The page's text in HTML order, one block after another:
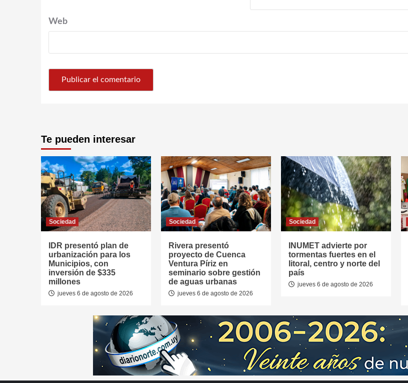
Web
Te pueden interesar
Sociedad
IDR presentó plan de
urbanización para los
Municipios, con
inversión de $335
millones
jueves 6 de agosto de 2026
Sociedad
Rivera presentó
proyecto de Cuenca
Ventura Píriz en
seminario sobre gestión
de aguas urbanas
jueves 6 de agosto de 2026
Sociedad
INUMET advierte por
tormentas fuertes en el
litoral, centro y norte del
país
jueves 6 de agosto de 2026